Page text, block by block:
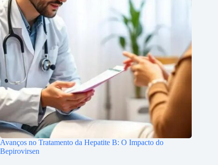
Avanços no Tratamento da Hepatite B: O Impacto do
Bepirovirsen